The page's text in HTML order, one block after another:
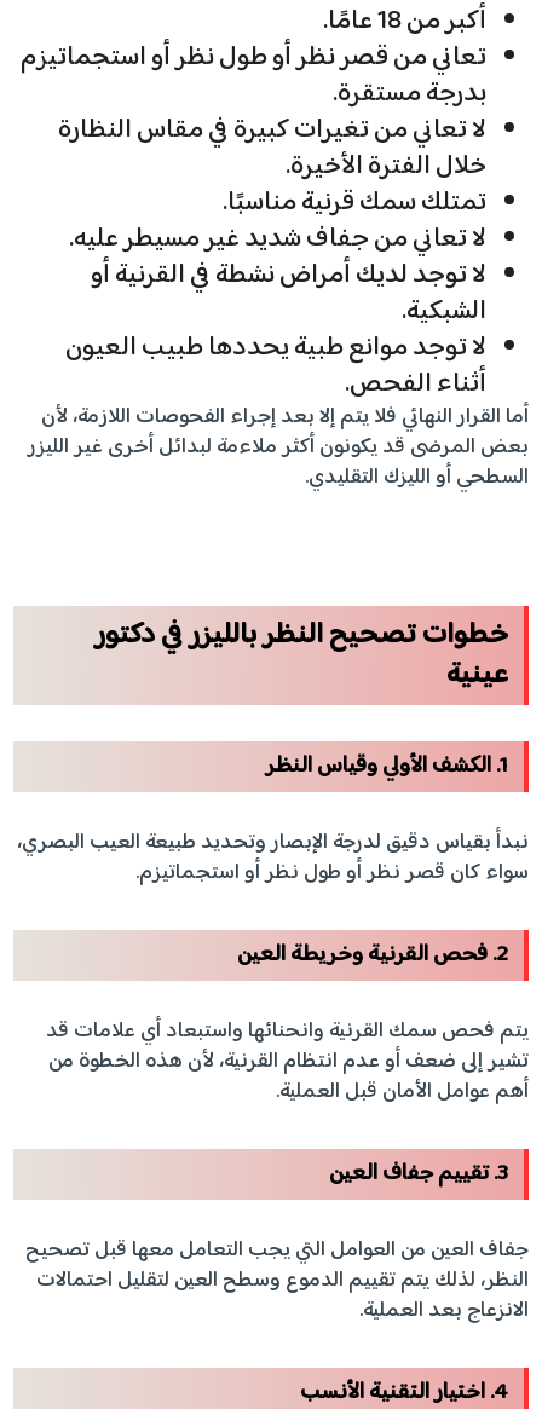
أكبر من 18 عامًا.
تعاني من قصر نظر أو طول نظر أو استجماتيزم
بدرجة مستقرة.
لا تعاني من تغيرات كبيرة في مقاس النظارة
خلال الفترة الأخيرة.
تمتلك سمك قرنية مناسبًا.
لا تعاني من جفاف شديد غير مسيطر عليه.
لا توجد لديك أمراض نشطة في القرنية أو
الشبكية.
لا توجد موانع طبية يحددها طبيب العيون
أثناء الفحص.
أما القرار النهائي فلا يتم إلا بعد إجراء الفحوصات اللازمة، لأن
بعض المرضى قد يكونون أكثر ملاءمة لبدائل أخرى غير الليزر
السطحي أو الليزك التقليدي.
خطوات تصحيح النظر بالليزر في دكتور
عينية
1. الكشف الأولي وقياس النظر
نبدأ بقياس دقيق لدرجة الإبصار وتحديد طبيعة العيب البصري،
سواء كان قصر نظر أو طول نظر أو استجماتيزم.
2. فحص القرنية وخريطة العين
يتم فحص سمك القرنية وانحنائها واستبعاد أي علامات قد
تشير إلى ضعف أو عدم انتظام القرنية، لأن هذه الخطوة من
أهم عوامل الأمان قبل العملية.
3. تقييم جفاف العين
جفاف العين من العوامل التي يجب التعامل معها قبل تصحيح
النظر، لذلك يتم تقييم الدموع وسطح العين لتقليل احتمالات
الانزعاج بعد العملية.
4. اختيار التقنية الأنسب